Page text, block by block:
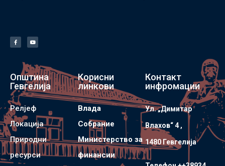
Општина
Гевгелија
Релјеф
Локација
Природни
ресурси
Корисни
линкови
Влада
Собрание
Министерство за
финансии
Контакт
инфромации
Ул. „Димитар
Влахов“ 4 ,
1480 Гевгелијa